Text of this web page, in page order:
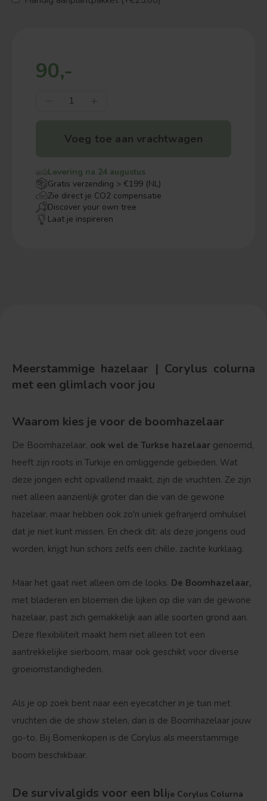
90,-
Voeg toe aan vrachtwagen
Levering na 24 augustus
Gratis verzending > €199 (NL)
Zie direct je CO2 compensatie
Discover your own tree
Laat je inspireren
Meerstammige hazelaar | Corylus colurna
met een glimlach voor jou
Waarom kies je voor de boomhazelaar
De Boomhazelaar, ook wel de Turkse hazelaar genoemd,
heeft zijn roots in Turkije en omliggende gebieden. Wat
deze jongen echt opvallend maakt, zijn de vruchten. Ze zijn
niet alleen aanzienlijk groter dan die van de gewone
hazelaar, maar hebben ook zo'n uniek gefranjerd omhulsel
dat je niet kunt missen. En check dit: als deze jongens oud
worden, krijgt hun schors zelfs een chille, zachte kurklaag.
Maar het gaat niet alleen om de looks. De Boomhazelaar,
met bladeren en bloemen die lijken op die van de gewone
hazelaar, past zich gemakkelijk aan alle soorten grond aan.
Deze flexibiliteit maakt hem niet alleen tot een
aantrekkelijke sierboom, maar ook geschikt voor diverse
groeiomstandigheden.
Als je op zoek bent naar een eyecatcher in je tuin met
vruchten die de show stelen, dan is de Boomhazelaar jouw
go-to. Bij Bomenkopen is de Corylus als meerstammige
boom beschikbaar.
De survivalgids voor een blije Corylus Colurna